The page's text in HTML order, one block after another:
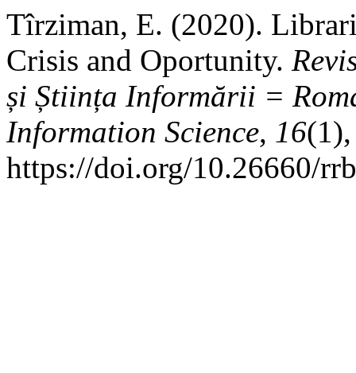
Tîrziman, E. (2020).
Crisis and Oportunity.
și Știința Informării =
Information Science, 16
https://doi.org/10.26660/